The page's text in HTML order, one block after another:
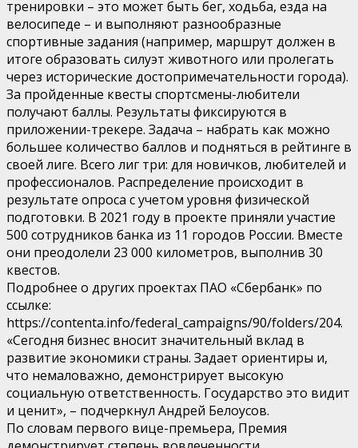
тренировки – это может быть бег, ходьба, езда на
велосипеде – и выполняют разнообразные
спортивные задания (например, маршрут должен в
итоге образовать силуэт животного или пролегать
через исторические достопримечательности города).
За пройденные квесты спортсмены-любители
получают баллы. Результаты фиксируются в
приложении-трекере. Задача – набрать как можно
большее количество баллов и подняться в рейтинге в
своей лиге. Всего лиг три: для новичков, любителей и
профессионалов. Распределение происходит в
результате опроса с учетом уровня физической
подготовки. В 2021 году в проекте приняли участие
500 сотрудников банка из 11 городов России. Вместе
они преодолели 23 000 километров, выполнив 30
квестов.
Подробнее о других проектах ПАО «Сбербанк» по
ссылке:
https://contenta.info/federal_campaigns/90/folders/204.
«Сегодня бизнес вносит значительный вклад в
развитие экономики страны. Задает ориентиры и,
что немаловажно, демонстрирует высокую
социальную ответственность. Государство это видит
и ценит», – подчеркнул Андрей Белоусов.
По словам первого вице-премьера, Премия